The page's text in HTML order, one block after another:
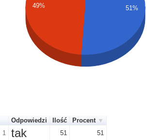
49% 51%
Odpowiedzi Ilość
Procent
1
tak 51 51